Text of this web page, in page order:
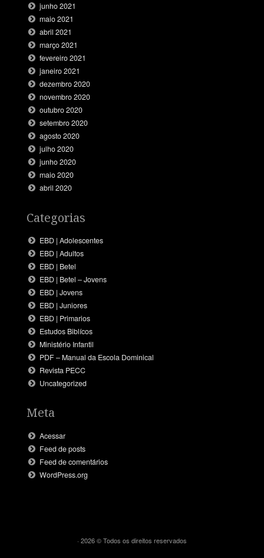
junho 2021
maio 2021
abril 2021
março 2021
fevereiro 2021
janeiro 2021
dezembro 2020
novembro 2020
outubro 2020
setembro 2020
agosto 2020
julho 2020
junho 2020
maio 2020
abril 2020
Categorias
EBD | Adolescentes
EBD | Adultos
EBD | Betel
EBD | Betel – Jovens
EBD | Jovens
EBD | Juniores
EBD | Primarios
Estudos Biblícos
Ministério Infantil
PDF – Manual da Escola Dominical
Revista PECC
Uncategorized
Meta
Acessar
Feed de posts
Feed de comentários
WordPress.org
· 2026 © Todos os direitos reservados